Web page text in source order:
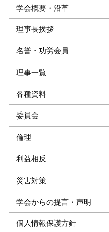
学会概要・沿革
理事長挨拶
名誉・功労会員
理事一覧
各種資料
委員会
倫理
利益相反
災害対策
学会からの提言・声明
個人情報保護方針